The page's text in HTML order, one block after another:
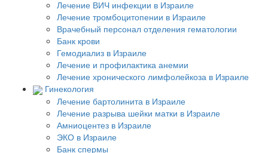
Лечение ВИЧ инфекции в Израиле
Лечение тромбоцитопении в Израиле
Врачебный персонал отделения гематологии
Банк крови
Гемодиализ в Израиле
Лечение и профилактика анемии
Лечение хронического лимфолейкоза в Израиле
Гинекология
Лечение бартолинита в Израиле
Лечение разрыва шейки матки в Израиле
Амниоцентез в Израиле
ЭКО в Израиле
Банк спермы